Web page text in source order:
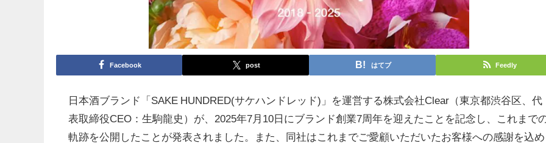
Facebook post はてブ Feedly
日本酒ブランド「SAKE HUNDRED(サケハンドレッド)」を運営する株式会社Clear（東京都渋谷区、代
表取締役CEO：生駒龍史）が、2025年7月10日にブランド創業7周年を迎えたことを記念し、これまで
軌跡を公開したことが発表されました。また、同社はこれまでご愛顧いただいたお客様への感謝を込め